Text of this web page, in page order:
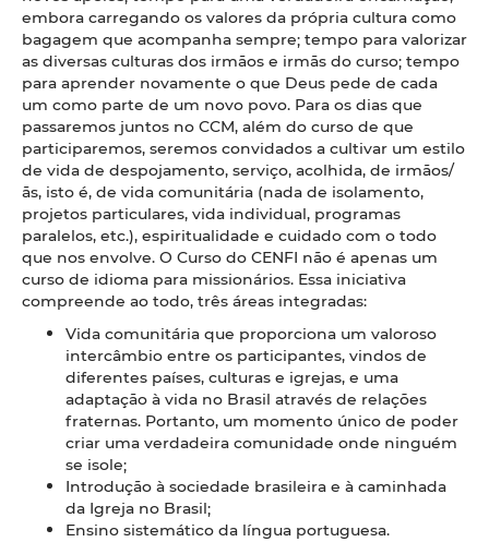
embora carregando os valores da própria cultura como
bagagem que acompanha sempre; tempo para valorizar
as diversas culturas dos irmãos e irmãs do curso; tempo
para aprender novamente o que Deus pede de cada
um como parte de um novo povo. Para os dias que
passaremos juntos no CCM, além do curso de que
participaremos, seremos convidados a cultivar um estilo
de vida de despojamento, serviço, acolhida, de irmãos/
ãs, isto é, de vida comunitária (nada de isolamento,
projetos particulares, vida individual, programas
paralelos, etc.), espiritualidade e cuidado com o todo
que nos envolve. O Curso do CENFI não é apenas um
curso de idioma para missionários. Essa iniciativa
compreende ao todo, três áreas integradas:
Vida comunitária que proporciona um valoroso
intercâmbio entre os participantes, vindos de
diferentes países, culturas e igrejas, e uma
adaptação à vida no Brasil através de relações
fraternas. Portanto, um momento único de poder
criar uma verdadeira comunidade onde ninguém
se isole;
Introdução à sociedade brasileira e à caminhada
da Igreja no Brasil;
Ensino sistemático da língua portuguesa.